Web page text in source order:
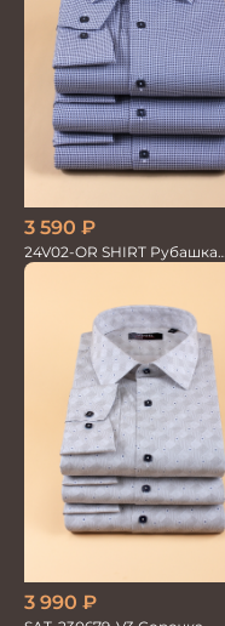
3 590 ₽
24V02-OR SHIRT Рубашка
мужская
3 990 ₽